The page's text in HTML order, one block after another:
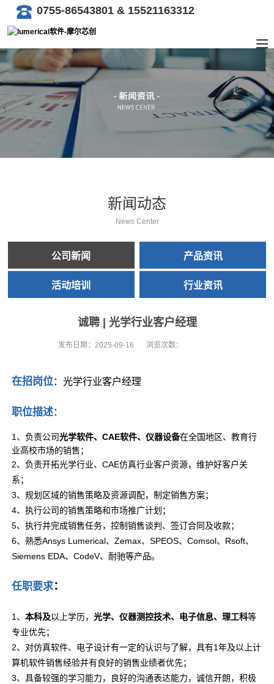
0755-86543801 & 15521163312
新闻动态
News Center
公司新闻 产品资讯
活动培训 行业资讯
诚聘 | 光学行业客户经理
发布日期： 2025-09-16 浏览次数：
在招岗位：光学行业客户经理
职位描述：
1、负责公司光学软件、CAE软件、仪器设备在全国地区、教育行
业高校市场的销售；
2、负责开拓光学行业、CAE仿真行业客户资源，维护好客户关
系；
3、规划区域的销售策略及资源调配，制定销售方案；
4、执行公司的销售策略和市场推广计划；
5、执行并完成销售任务，控制销售谈判、签订合同及收款；
6、熟悉Ansys Lumerical、Zemax、SPEOS、Comsol、Rsoft、
Siemens EDA、CodeV、耐驰等产品。
任职要求：
1、 本科及以上学历， 光学、仪器测控技术、电子信息、理工科等
专业优先；
2、对仿真软件、电子设计有一定的认识与了解，具有1年及以上计
算机软件销售经验并有良好的销售业绩者优先；
3、具备较强的学习能力，良好的沟通表达能力，诚信开朗，积极